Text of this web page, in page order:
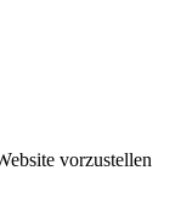
vorzustellen